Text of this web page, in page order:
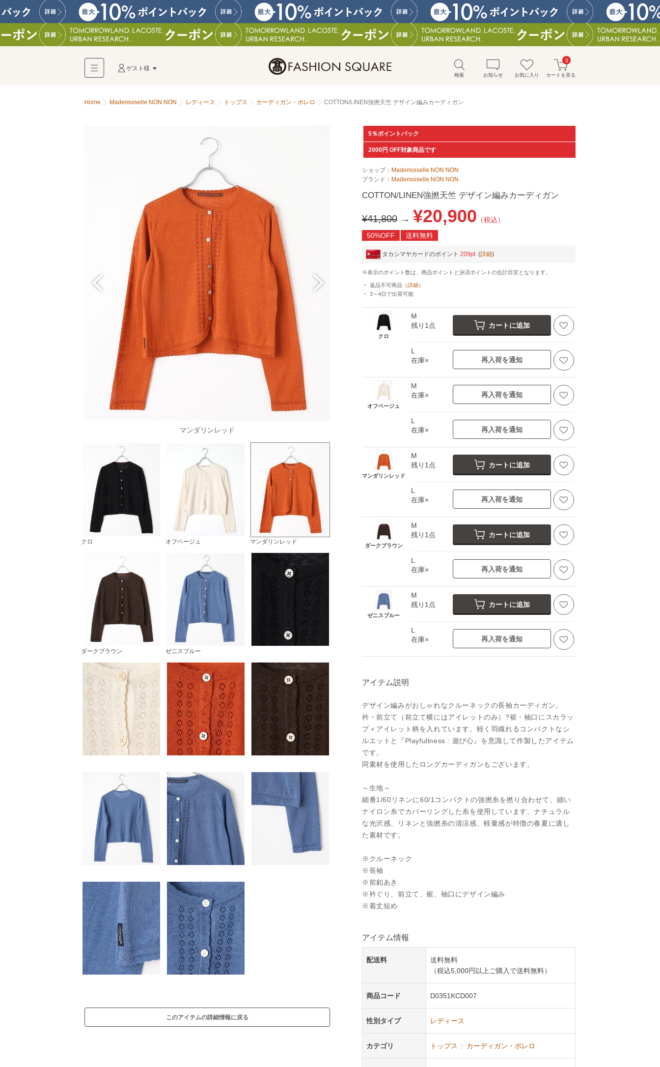
ゲスト様
検索 お知らせ お気に入り カートを見る
0
Home Mademoiselle NON NON レディース トップス カーディガン・ボレロ COTTON/LINEN強撚天竺 デザイン編みカーディガン
マンダリンレッド
クロ オフベージュ マンダリンレッド
ダークブラウン ゼニスブルー
このアイテムの詳細情報に戻る
5％ポイントバック
2000円 OFF対象商品です
ショップ： Mademoiselle NON NON
ブランド： Mademoiselle NON NON
COTTON/LINEN強撚天竺 デザイン編みカーディガン
¥41,800 → ¥20,900 （税込）
50%OFF
送料無料
タカシマヤカードのポイント 209pt (詳細)
※表示のポイント数は、商品ポイントと決済ポイントの合計目安となります。
返品不可商品 （詳細）
3～4日で出荷可能
クロ
M
残り1点
カートに追加
L
在庫×
再入荷を通知
オフベージュ
M
在庫×
再入荷を通知
L
在庫×
再入荷を通知
マンダリンレッド
M
残り1点
カートに追加
L
在庫×
再入荷を通知
ダークブラウン
M
残り1点
カートに追加
L
在庫×
再入荷を通知
ゼニスブルー
M
残り1点
カートに追加
L
在庫×
再入荷を通知
アイテム説明
デザイン編みがおしゃれなクルーネックの長袖カーディガン。
衿・前立て（前立て横にはアイレットのみ）?裾・袖口にスカラッ
プ＋アイレット柄を入れています。軽く羽織れるコンパクトなシ
ルエットと『Playfullness : 遊び心』を意識して作製したアイテム
です。
同素材を使用したロングカーディガンもございます。
～生地～
細番1/60リネンに60/1コンパクトの強撚糸を撚り合わせて、細い
ナイロン糸でカバーリングした糸を使用しています。ナチュラル
な光沢感、リネンと強撚糸の清涼感、軽量感が特徴の春夏に適し
た素材です。
※クルーネック
※長袖
※前釦あき
※衿ぐり、前立て、裾、袖口にデザイン編み
※着丈短め
アイテム情報
配送料
送料無料
（税込5,000円以上ご購入で送料無料）
商品コード D0351KCD007
性別タイプ レディース
カテゴリ トップス カーディガン・ボレロ